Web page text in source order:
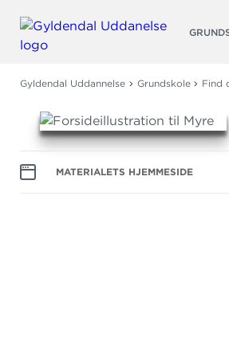
Gyldendal Uddannelse Grundskole Find
MATERIALETS HJEMMESIDE